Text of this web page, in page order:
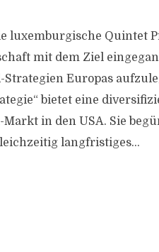
luxemburgische Quintet
mit dem Ziel
Europas
bietet eine
in den USA. Sie
langfristiges...